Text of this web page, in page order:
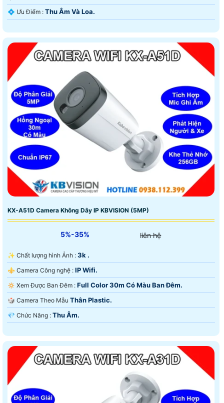
️💠 Ưu Điểm : Thu Âm Và Loa.
KX-A51D Camera Không Dây IP KBVISION (5MP)
5%-35% liên hệ
✨ Chất lượng hình Ảnh : 3k .
⚜️ Camera Công nghệ : IP Wifi.
🔅 Xem Được Ban Đêm : Full Color 30m Có Màu Ban Ðêm.
🎲 Camera Theo Mẫu Thân Plastic.
️💎 Chức Năng : Thu Âm.